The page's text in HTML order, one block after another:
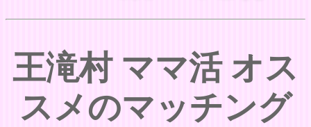
王滝村 ママ活 オス
スメのマッチング